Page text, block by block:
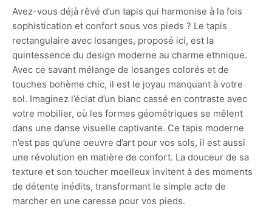
Avez-vous déjà rêvé d’un tapis qui harmonise à la fois
sophistication et confort sous vos pieds ? Le tapis
rectangulaire avec losanges, proposé ici, est la
quintessence du design moderne au charme ethnique.
Avec ce savant mélange de losanges colorés et de
touches bohème chic, il est le joyau manquant à votre
sol. Imaginez l’éclat d’un blanc cassé en contraste avec
votre mobilier, où les formes géométriques se mêlent
dans une danse visuelle captivante. Ce tapis moderne
n’est pas qu’une oeuvre d’art pour vos sols, il est aussi
une révolution en matière de confort. La douceur de sa
texture et son toucher moelleux invitent à des moments
de détente inédits, transformant le simple acte de
marcher en une caresse pour vos pieds.